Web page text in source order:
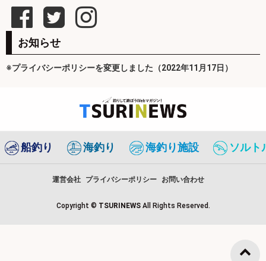
お知らせ
※プライバシーポリシーを変更しました（2022年11月17日）
船釣り 海釣り 海釣り施設 ソルト
運営会社 プライバシーポリシー お問い合わせ
Copyright © TSURINEWS All Rights Reserved.